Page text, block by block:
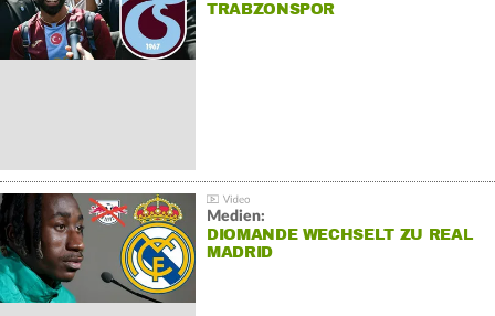
TRABZONSPOR
Medien:
DIOMANDE WECHSELT ZU REAL
MADRID